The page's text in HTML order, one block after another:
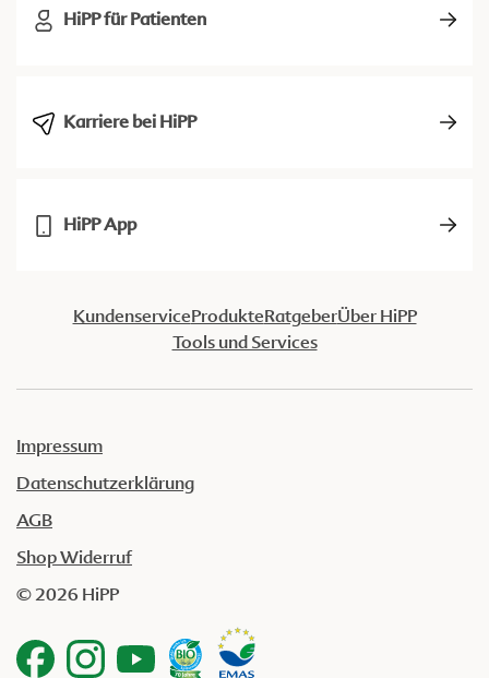
HiPP für Patienten
Karriere bei HiPP
HiPP App
KundenserviceProdukteRatgeberÜber HiPP
Tools und Services
Impressum
Datenschutzerklärung
AGB
Shop Widerruf
© 2026 HiPP